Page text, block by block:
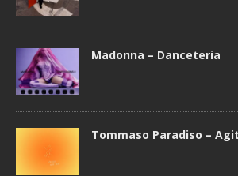
Madonna – Danceteria
Tommaso Paradiso –